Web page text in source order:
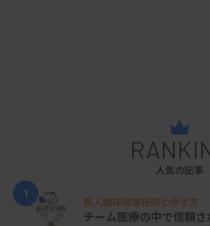
人気の記事
1
新人臨床検査技師の歩き方
チーム医療の中で信頼